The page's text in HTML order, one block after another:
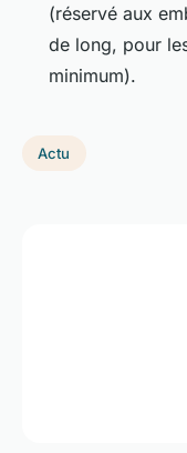
(réservé aux
de long, pour
minimum).
Actu